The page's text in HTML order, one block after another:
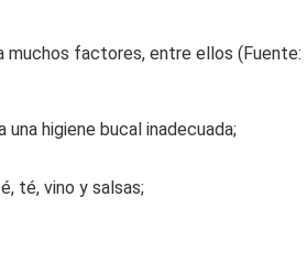
factores, entre ellos (Fuente:
higiene bucal inadecuada;
té, vino y salsas;